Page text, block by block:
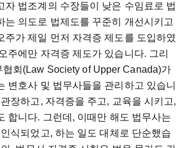
자 법조계의 수장들이 낮은 수임료로 법
는 의도로 법제도를 꾸준히 개선시키고
주가 제일 먼저 자격증 제도를 도입하였
주에만 자격증 제도가 있습니다. 그리
회(Law Society of Upper Canada)가
변호사 및 법무사들을 관리하고 있습니
장하고, 자격증을 주고, 교육을 시키고,
합니다. 그런데, 이때만 해도 법무사는
인식되었고, 하는 일도 대체로 단순했습